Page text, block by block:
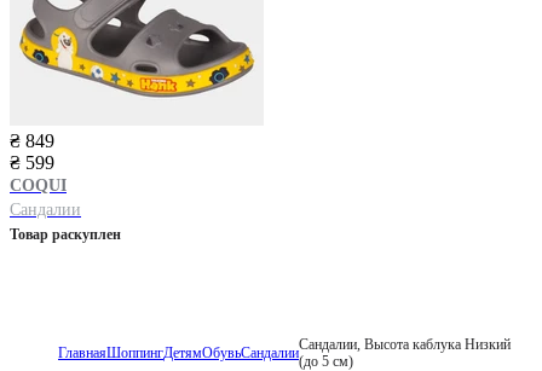
₴ 849
₴ 599
COQUI
Сандалии
Товар раскуплен
ГлавнаяШоппингДетямОбувьСандалииСандалии, Высота каблука Низкий
(до 5 см)